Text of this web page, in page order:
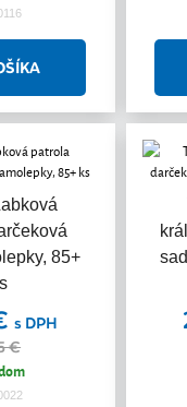
85+
s DPH
€